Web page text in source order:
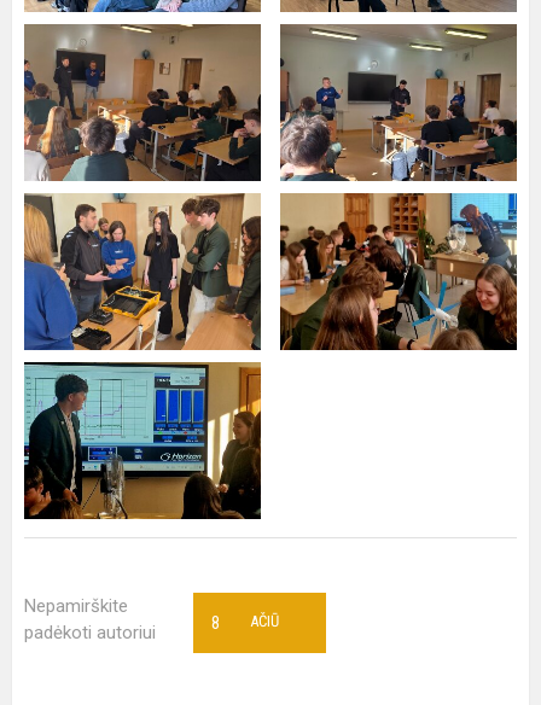
Nepamirškite
padėkoti autoriui
AČIŪ
8